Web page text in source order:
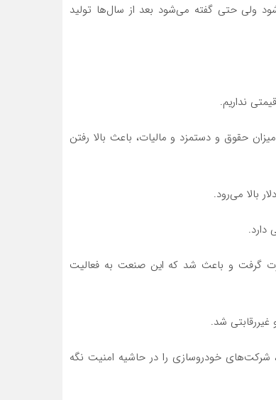
ولی حتی گفته می‌شود بعد از سال‌ها تولید
نداریم.
حقوق و دستمزد و مالیات، باعث بالا رفتن
بالا می‌رود.
گرفت و باعث شد که این صنعت به فعالیت
شد.
شرکت‌های خودرو‌سازی را در حاشیه امنیت نگه